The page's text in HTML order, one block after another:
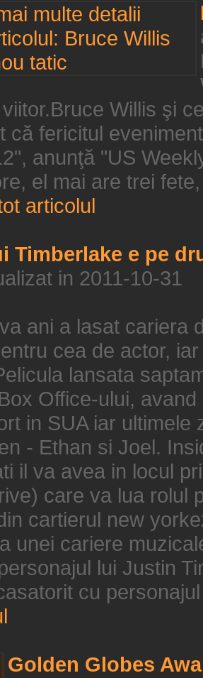
Willis şi
că fericitul
anunţă "US
el mai are trei
articolul
Timberlake e pe
in 2011-10-31
ani a lasat cariera
cea de actor,
lansata
Office-ului,
in SUA iar
- Ethan si Joel.
il va avea in locul
care va lua rolul
cartierul new
unei cariere
lui Justin
cu
Golden Globes